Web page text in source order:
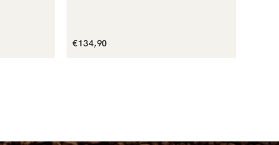
Normaler
Preis
€134,90